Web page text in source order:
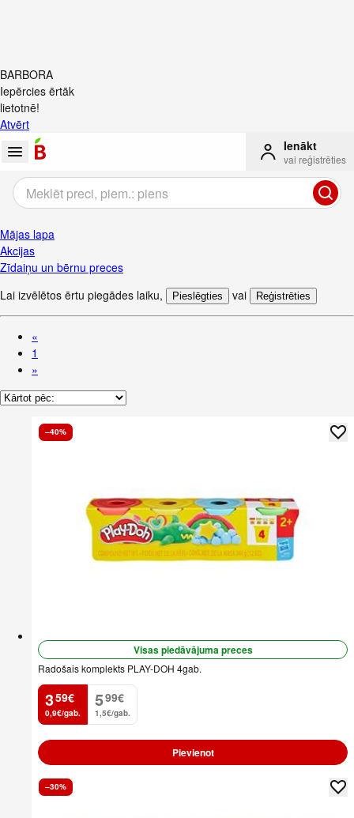
BARBORA
Iepērcies ērtāk
lietotnē!
Atvērt
Ienākt
vai reģistrēties
Mājas lapa
Akcijas
Zīdaiņu un bērnu preces
Lai izvēlētos ērtu piegādes laiku, Pieslēgties vai Reģistrēties
«
1
»
–40%
Visas piedāvājuma preces
Radošais komplekts PLAY-DOH 4gab.
3
. 59€
0,9€/gab.
5
. 99€
1,5€/gab.
Pievienot
–30%